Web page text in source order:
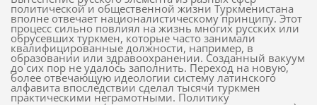
политической и общественной жизни Туркменистана
вполне отвечает националистическому принципу. Этот
процесс сильно повлиял на жизнь многих русских или
обрусевших туркмен, которые часто занимали
квалифицированные должности, например, в
образовании или здравоохранении. Созданный вакуум
до сих пор не удалось заполнить. Переход на новую,
более отвечающую идеологии систему латинского
алфавита впоследствии сделал тысячи туркмен
практическими неграмотными. Политику